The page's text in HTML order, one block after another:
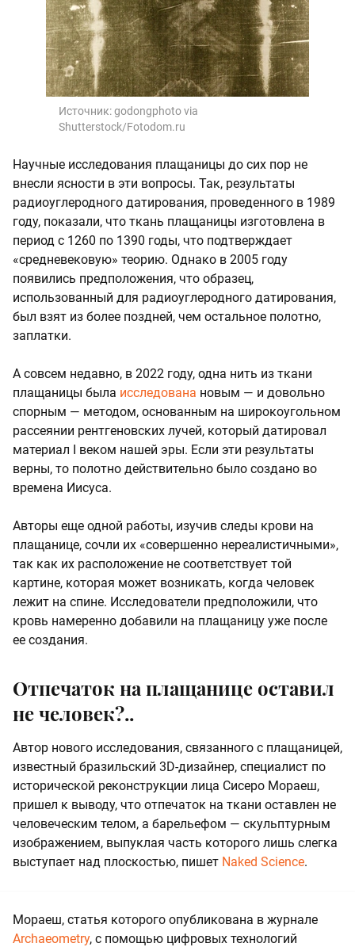
Источник:godongphoto via
Shutterstock/Fotodom.ru
Научные исследования плащаницы до сих пор не
внесли ясности в эти вопросы. Так, результаты
радиоуглеродного датирования, проведенного в 1989
году, показали, что ткань плащаницы изготовлена в
период с 1260 по 1390 годы, что подтверждает
«средневековую» теорию. Однако в 2005 году
появились предположения, что образец,
использованный для радиоуглеродного датирования,
был взят из более поздней, чем остальное полотно,
заплатки.
А совсем недавно, в 2022 году, одна нить из ткани
плащаницы была исследована новым — и довольно
спорным — методом, основанным на широкоугольном
рассеянии рентгеновских лучей, который датировал
материал I веком нашей эры. Если эти результаты
верны, то полотно действительно было создано во
времена Иисуса.
Авторы еще одной работы, изучив следы крови на
плащанице, сочли их «совершенно нереалистичными»,
так как их расположение не соответствует той
картине, которая может возникать, когда человек
лежит на спине. Исследователи предположили, что
кровь намеренно добавили на плащаницу уже после
ее создания.
Отпечаток на плащанице оставил
не человек?..
Автор нового исследования, связанного с плащаницей,
известный бразильский 3D-дизайнер, специалист по
исторической реконструкции лица Сисеро Мораеш,
пришел к выводу, что отпечаток на ткани оставлен не
человеческим телом, а барельефом — скульптурным
изображением, выпуклая часть которого лишь слегка
выступает над плоскостью, пишет Naked Science.
Мораеш, статья которого опубликована в журнале
Archaeometry, с помощью цифровых технологий